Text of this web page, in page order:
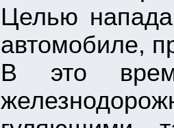
Целью
автомобиле,
В это